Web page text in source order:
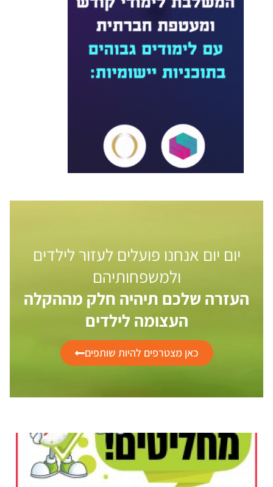
יום יום אנחנו פועלים לעזור לילדים
ולמשפחותיהם
העזרה שלכם תיהיה חלק מההקלה
העצומה לילדים
כאן מצטרפים להיות שותפים